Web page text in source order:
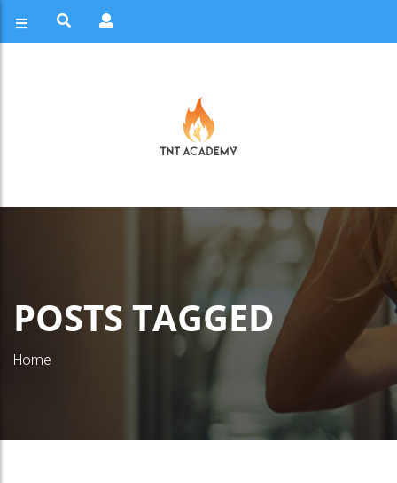
POSTS TAGGED
Home